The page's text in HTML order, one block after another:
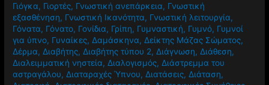
Γιόγκα, Γιορτές, Γνωστική ανεπάρκεια, Γνωστική
εξασθένηση, Γνωστική Ικανότητα, Γνωστική λειτουργία,
Γόνατα, Γόνατο, Γονίδια, Γρίπη, Γυμναστική, Γυμνό, Γυμνοί
για ύπνο, Γυναίκες, Δαμάσκηνα, Δείκτης Μάζας Σώματος,
Δέρμα, Διαβήτης, Διαβήτης τύπου 2, Διάγνωση, Διάθεση,
Διαλειμματική νηστεία, Διαλογισμός, Διάστρεμμα του
αστραγάλου, Διαταραχές Ύπνου, Διατάσεις, Διάταση,